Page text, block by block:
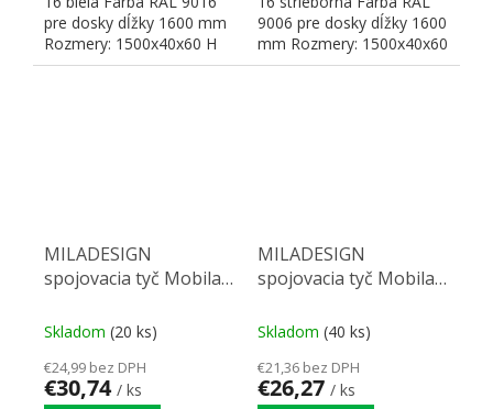
pre dosky dĺžky 1600 mm
Rozmery: 1500x40x60 H
9006 pre dosky dĺžky 1600
mm Rozmery: 1500x40x60
H
MILADESIGN
spojovacia tyč Mobilar
Skladom (20 ks)
€24,99 bez DPH
€30,74 / ks
MILADESIGN
spojovacia tyč Mobilar
Skladom (40 ks)
€21,36 bez DPH
€26,27 / ks